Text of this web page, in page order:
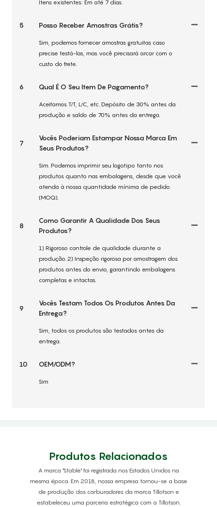
Itens existentes: Em até 7 dias.
5 Posso Receber Amostras Grátis?
Sim, podemos fornecer amostras gratuitas caso
precise testá-las, mas você precisará arcar com o
custo do frete.
6 Qual É O Seu Item De Pagamento?
Aceitamos T/T, L/C, etc. Depósito de 30% antes da
produção e saldo de 70% antes da entrega.
7
Vocês Poderiam Estampar Nossa Marca Em
Seus Produtos?
Sim. Podemos imprimir seu logotipo tanto nos
produtos quanto nas embalagens, desde que você
atenda à nossa quantidade mínima de pedido
(MOQ).
8
Como Garantir A Qualidade Dos Seus
Produtos?
1) Rigoroso controle de qualidade durante a
produção. 2) Inspeção rigorosa por amostragem dos
produtos antes do envio, garantindo embalagens
completas e intactas.
9
Vocês Testam Todos Os Produtos Antes Da
Entrega?
Sim, todos os produtos são testados antes da
entrega.
10 OEM/ODM?
Sim
Produtos Relacionados
A marca "Stable" foi registrada nos Estados Unidos na
mesma época. Em 2018, nossa empresa tornou-se a base
de produção dos carburadores da marca Tillotson e
estabeleceu uma parceria estratégica com a Tillotson.